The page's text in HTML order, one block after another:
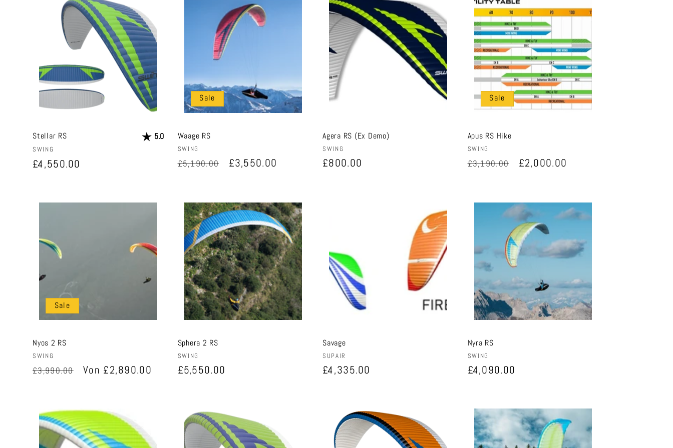
o
n
Stellar RS Bewertung:
5.0von 5 Sternen
Anbieter:
SWING
Normaler
£4,550.00
Sale
Waage RS
Anbieter:
SWING
Normaler
£5,190.00 Verkaufspreis
£3,550.00
Agera RS (Ex Demo)
Anbieter:
SWING
Normaler
£800.00
Sale
Apus RS Hike
Anbieter:
SWING
Normaler
£3,190.00 Verkaufspreis
£2,000.00
Sale
Nyos 2 RS
Anbieter:
SWING
Normaler
£3,990.00 Verkaufspreis
Von £2,890.00
Sphera 2 RS
Anbieter:
SWING
Normaler
£5,550.00
Savage
Anbieter:
SUPAIR
Normaler
£4,335.00
Nyra RS
Anbieter:
SWING
Normaler
£4,090.00